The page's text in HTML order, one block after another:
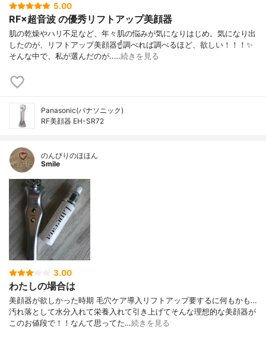
5.00
RF×超音波 の優秀リフトアップ美顔器
肌の乾燥やハリ不足など、年々肌の悩みが気になりはじめ。気になり出
したのが、リフトアップ美顔器☝️調べれば調べるほど、欲しい！！！✨
そんな中で、私が選んだのが..…続きを見る
Panasonic(パナソニック)
RF美顔器 EH-SR72
のんびりのほほん
Smile
3.00
わたしの場合は
美顔器が欲しかった時期 毛穴ケア導入リフトアップ要するに何もかも…
汚れ落として水分入れて栄養入れて引き上げてそんな理想的な美顔器が
このお値段で！！なんて思ってた…続きを見る